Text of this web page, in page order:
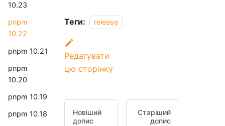
10.23
pnpm
10.22
pnpm 10.21
pnpm
10.20
pnpm 10.19
pnpm 10.18
Теги: release
Редагувати
цю сторінку
Новіший
допис
Старіший
допис